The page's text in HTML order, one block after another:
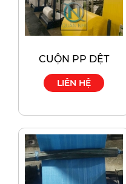
CUỘN PP DỆT
LIÊN HỆ